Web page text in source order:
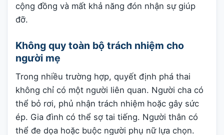
cộng đồng và mất khả năng đón nhận sự giúp
đỡ.
Không quy toàn bộ trách nhiệm cho
người mẹ
Trong nhiều trường hợp, quyết định phá thai
không chỉ có một người liên quan. Người cha có
thể bỏ rơi, phủ nhận trách nhiệm hoặc gây sức
ép. Gia đình có thể sợ tai tiếng. Người thân có
thể đe dọa hoặc buộc người phụ nữ lựa chọn.